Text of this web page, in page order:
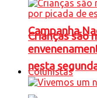
Campanha
nesta
Crianças são
Colunistas